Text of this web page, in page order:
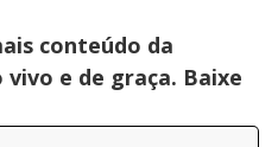
conteúdo da
vivo e de graça. Baixe